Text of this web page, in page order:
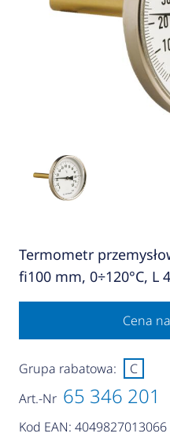
Termometr
fi100 mm, 0÷120°C, L
Cena
Art.-Nr 65 346 201
Kod EAN: 4049827013066
Grupa rabatowa: C